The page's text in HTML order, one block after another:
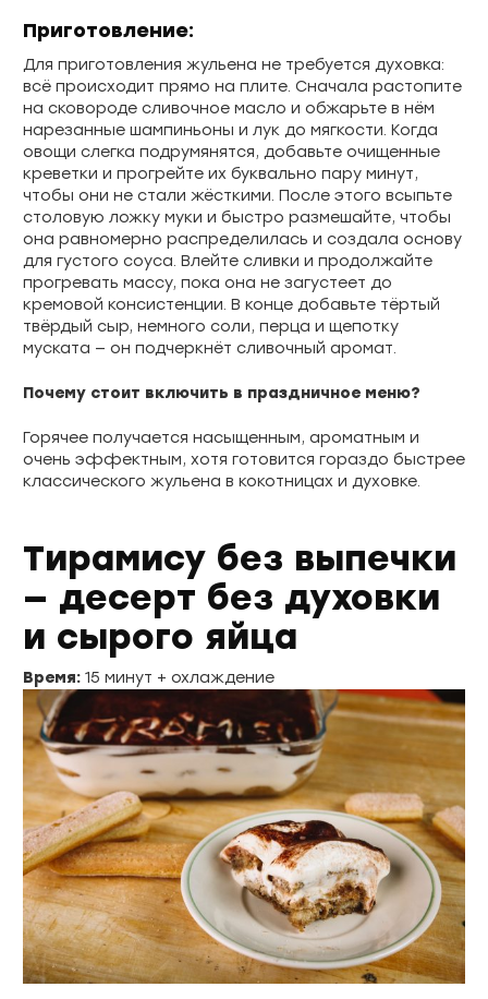
Приготовление:
Для приготовления жульена не требуется духовка:
всё происходит прямо на плите. Сначала растопите
на сковороде сливочное масло и обжарьте в нём
нарезанные шампиньоны и лук до мягкости. Когда
овощи слегка подрумянятся, добавьте очищенные
креветки и прогрейте их буквально пару минут,
чтобы они не стали жёсткими. После этого всыпьте
столовую ложку муки и быстро размешайте, чтобы
она равномерно распределилась и создала основу
для густого соуса. Влейте сливки и продолжайте
прогревать массу, пока она не загустеет до
кремовой консистенции. В конце добавьте тёртый
твёрдый сыр, немного соли, перца и щепотку
муската — он подчеркнёт сливочный аромат.
Почему стоит включить в праздничное меню?
Горячее получается насыщенным, ароматным и
очень эффектным, хотя готовится гораздо быстрее
классического жульена в кокотницах и духовке.
Тирамису без выпечки
— десерт без духовки
и сырого яйца
Время: 15 минут + охлаждение